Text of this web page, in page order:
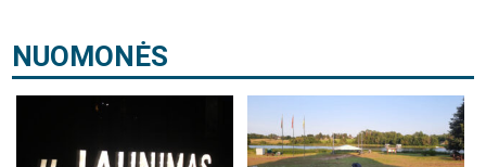
NUOMONĖS